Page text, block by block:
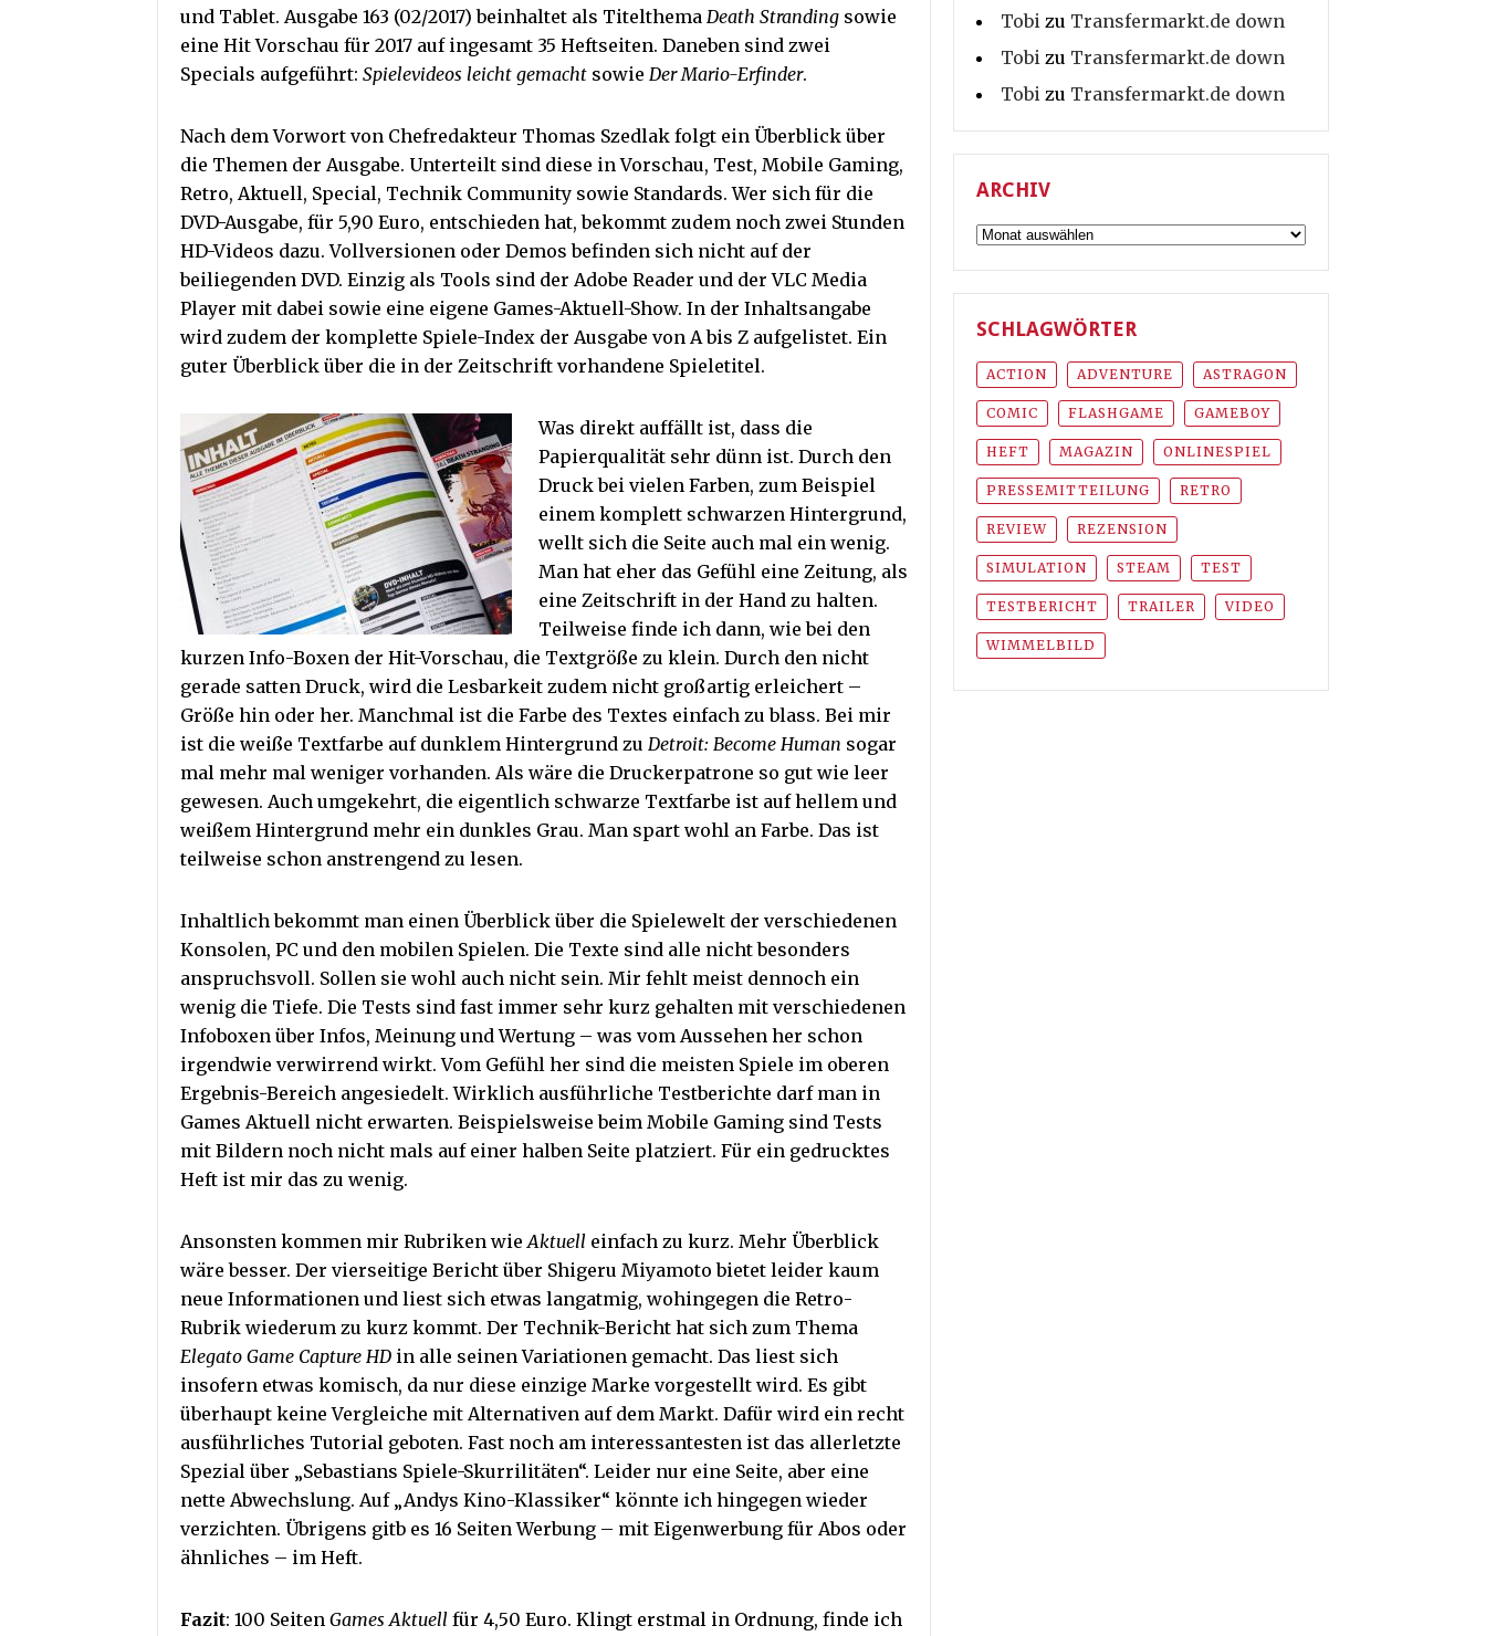
und Tablet. Ausgabe 163 (02/2017) beinhaltet als Titelthema Death Stranding sowie
eine Hit Vorschau für 2017 auf ingesamt 35 Heftseiten. Daneben sind zwei
Specials aufgeführt: Spielevideos leicht gemacht sowie Der Mario-Erfinder.
Nach dem Vorwort von Chefredakteur Thomas Szedlak folgt ein Überblick über
die Themen der Ausgabe. Unterteilt sind diese in Vorschau, Test, Mobile Gaming,
Retro, Aktuell, Special, Technik Community sowie Standards. Wer sich für die
DVD-Ausgabe, für 5,90 Euro, entschieden hat, bekommt zudem noch zwei Stunden
HD-Videos dazu. Vollversionen oder Demos befinden sich nicht auf der
beiliegenden DVD. Einzig als Tools sind der Adobe Reader und der VLC Media
Player mit dabei sowie eine eigene Games-Aktuell-Show. In der Inhaltsangabe
wird zudem der komplette Spiele-Index der Ausgabe von A bis Z aufgelistet. Ein
guter Überblick über die in der Zeitschrift vorhandene Spieletitel.
Was direkt auffällt ist, dass die
Papierqualität sehr dünn ist. Durch den
Druck bei vielen Farben, zum Beispiel
einem komplett schwarzen Hintergrund,
wellt sich die Seite auch mal ein wenig.
Man hat eher das Gefühl eine Zeitung, als
eine Zeitschrift in der Hand zu halten.
Teilweise finde ich dann, wie bei den
kurzen Info-Boxen der Hit-Vorschau, die Textgröße zu klein. Durch den nicht
gerade satten Druck, wird die Lesbarkeit zudem nicht großartig erleichert –
Größe hin oder her. Manchmal ist die Farbe des Textes einfach zu blass. Bei mir
ist die weiße Textfarbe auf dunklem Hintergrund zu Detroit: Become Human sogar
mal mehr mal weniger vorhanden. Als wäre die Druckerpatrone so gut wie leer
gewesen. Auch umgekehrt, die eigentlich schwarze Textfarbe ist auf hellem und
weißem Hintergrund mehr ein dunkles Grau. Man spart wohl an Farbe. Das ist
teilweise schon anstrengend zu lesen.
Inhaltlich bekommt man einen Überblick über die Spielewelt der verschiedenen
Konsolen, PC und den mobilen Spielen. Die Texte sind alle nicht besonders
anspruchsvoll. Sollen sie wohl auch nicht sein. Mir fehlt meist dennoch ein
wenig die Tiefe. Die Tests sind fast immer sehr kurz gehalten mit verschiedenen
Infoboxen über Infos, Meinung und Wertung – was vom Aussehen her schon
irgendwie verwirrend wirkt. Vom Gefühl her sind die meisten Spiele im oberen
Ergebnis-Bereich angesiedelt. Wirklich ausführliche Testberichte darf man in
Games Aktuell nicht erwarten. Beispielsweise beim Mobile Gaming sind Tests
mit Bildern noch nicht mals auf einer halben Seite platziert. Für ein gedrucktes
Heft ist mir das zu wenig.
Ansonsten kommen mir Rubriken wieAktuell einfach zu kurz. Mehr Überblick
wäre besser. Der vierseitige Bericht über Shigeru Miyamoto bietet leider kaum
neue Informationen und liest sich etwas langatmig, wohingegen die Retro-
Rubrik wiederum zu kurz kommt. Der Technik-Bericht hat sich zum Thema
Elegato Game Capture HD in alle seinen Variationen gemacht. Das liest sich
insofern etwas komisch, da nur diese einzige Marke vorgestellt wird. Es gibt
überhaupt keine Vergleiche mit Alternativen auf dem Markt. Dafür wird ein recht
ausführliches Tutorial geboten. Fast noch am interessantesten ist das allerletzte
Spezial über „Sebastians Spiele-Skurrilitäten“. Leider nur eine Seite, aber eine
nette Abwechslung. Auf „Andys Kino-Klassiker“ könnte ich hingegen wieder
verzichten. Übrigens gitb es 16 Seiten Werbung – mit Eigenwerbung für Abos oder
ähnliches – im Heft.
Fazit: 100 Seiten Games Aktuell für 4,50 Euro. Klingt erstmal in Ordnung, finde ich
Tobi zu Transfermarkt.de down
Tobi zu Transfermarkt.de down
Tobi zu Transfermarkt.de down
ARCHIV
Archiv
SCHLAGWÖRTER
ACTION ADVENTURE ASTRAGON
COMIC FLASHGAME GAMEBOY
HEFT MAGAZIN ONLINESPIEL
PRESSEMITTEILUNG RETRO
REVIEW REZENSION
SIMULATION STEAM TEST
TESTBERICHT TRAILER VIDEO
WIMMELBILD